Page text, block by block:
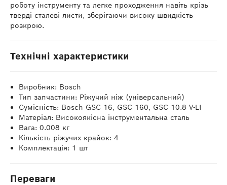
роботу інструменту та легке проходження навіть крізь
тверді сталеві листи, зберігаючи високу швидкість
розкрою.
Технічні характеристики
Виробник: Bosch
Тип запчастини: Ріжучий ніж (універсальний)
Сумісність: Bosch GSC 16, GSC 160, GSC 10.8 V-LI
Матеріал: Високоякісна інструментальна сталь
Вага: 0.008 кг
Кількість ріжучих крайок: 4
Комплектація: 1 шт
Переваги